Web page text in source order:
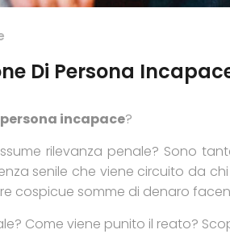
Di Persona
incapace?
rilevanza penale? Sono
senile che viene circuito da
cospicue somme di denaro
Come viene punito il reato?